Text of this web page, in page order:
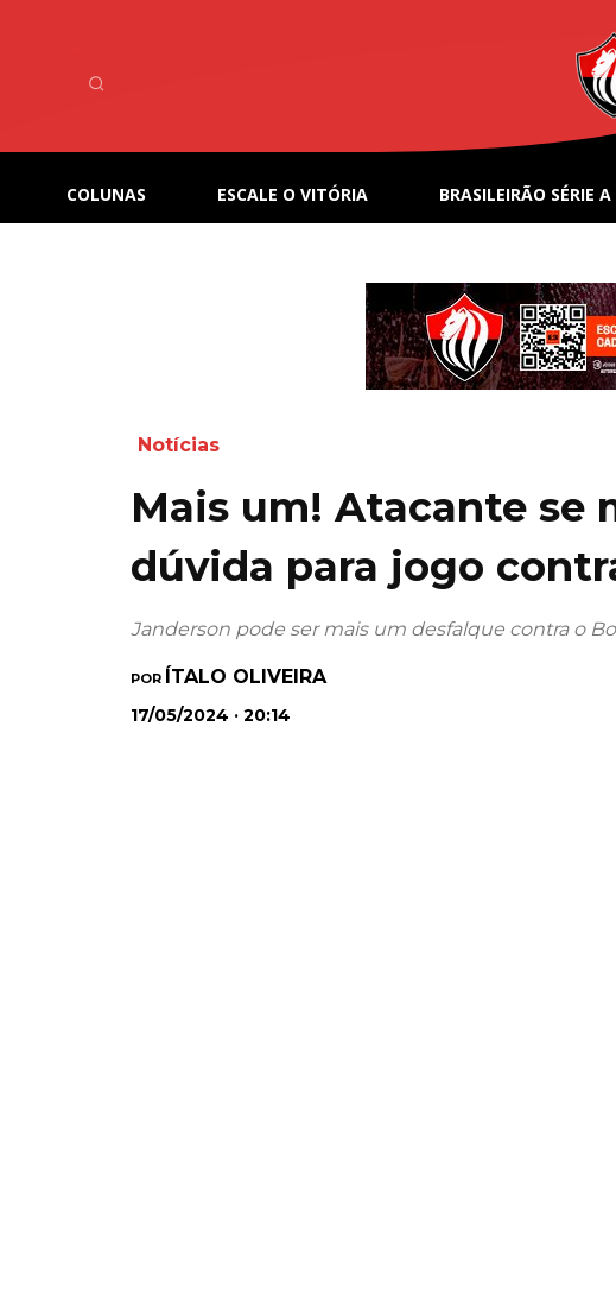
COLUNAS ESCALE O VITÓRIA BRASILEIRÃO SÉRIE A
Notícias
Mais um! Atacante se
dúvida para jogo
Janderson pode ser mais um desfalque contra o
POR ÍTALO OLIVEIRA
17/05/2024 · 20:14